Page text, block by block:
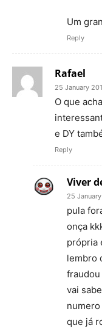
Um
Reply
Rafael
25 January
O que
e DY
Reply
Viver
25
pula
onça
própria
lembro
fraudou
vai
que já